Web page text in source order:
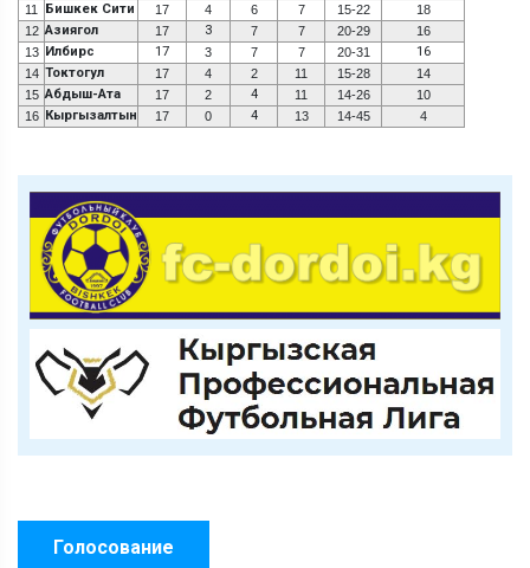
11
Бишкек Сити 17 4 6 7 15-22
18
12 Азиягол 17 3 7 7 20-29
16
13
Илбирс 17 3 7 7 20-31 16
14 Токтогул 17 4 2 11 15-28
14
15 Абдыш-Ата 17 2 4 11 14-26
10
16
Кыргызалтын 17 0 4 13 14-45 4
Голосование